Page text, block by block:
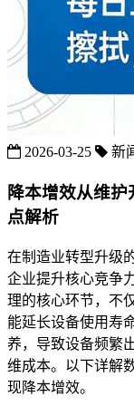
2026-03-25 新
降本增效从维
点解析
在制造业转型升级
企业提升核心竞争
理的核心环节，不
能延长设备使用寿
养，导致设备频繁
维成本。以下详解
现降本增效。